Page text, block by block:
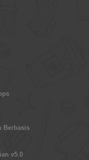
Berbasis
v5.0